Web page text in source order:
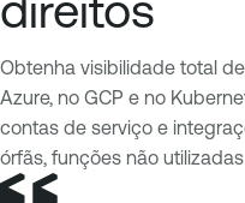
Obtenha visibilidade total
Azure, no GCP e no
contas de serviço e
órfãs, funções não